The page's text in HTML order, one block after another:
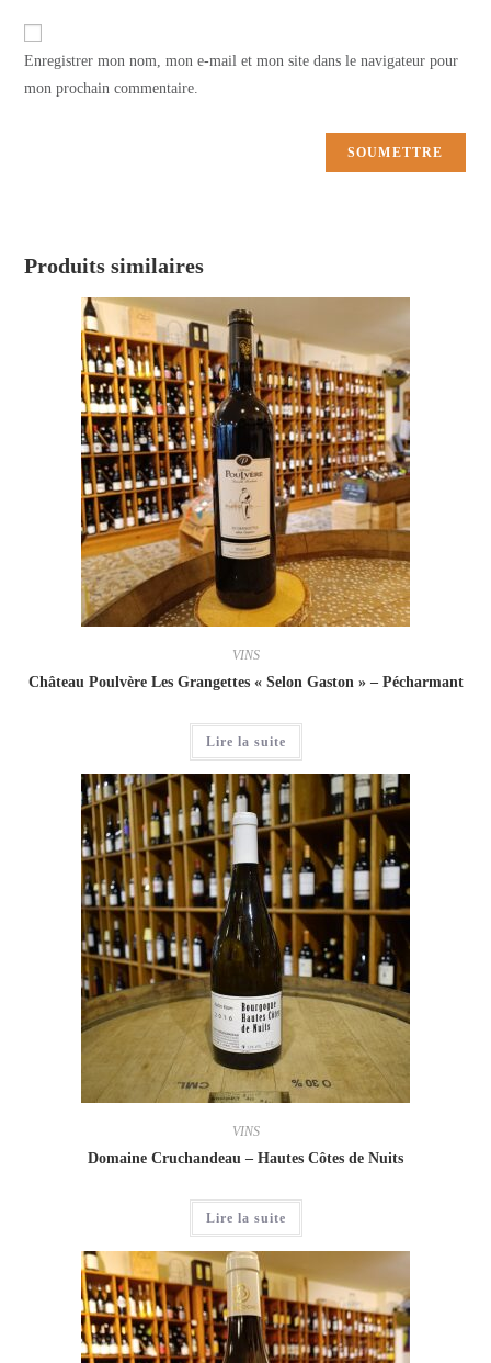
Enregistrer mon nom, mon e-mail et mon site dans le navigateur pour
mon prochain commentaire.
Produits similaires
VINS
Château Poulvère Les Grangettes « Selon Gaston » – Pécharmant
Lire la suite
VINS
Domaine Cruchandeau – Hautes Côtes de Nuits
Lire la suite